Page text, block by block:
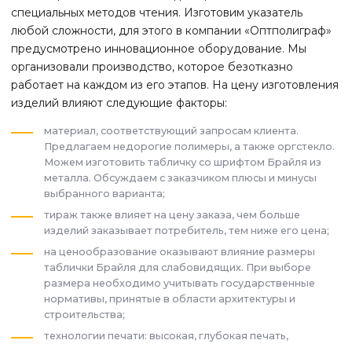
специальных методов чтения. Изготовим указатель
любой сложности, для этого в компании «Оптполиграф»
предусмотрено инновационное оборудование. Мы
организовали производство, которое безотказно
работает на каждом из его этапов. На цену изготовления
изделий влияют следующие факторы:
материал, соответствующий запросам клиента.
Предлагаем недорогие полимеры, а также оргстекло.
Можем изготовить табличку со шрифтом Брайля из
металла. Обсуждаем с заказчиком плюсы и минусы
выбранного варианта;
тираж также влияет на цену заказа, чем больше
изделий заказывает потребитель, тем ниже его цена;
на ценообразование оказывают влияние размеры
таблички Брайля для слабовидящих. При выборе
размера необходимо учитывать государственные
нормативы, принятые в области архитектуры и
строительства;
технологии печати: высокая, глубокая печать,